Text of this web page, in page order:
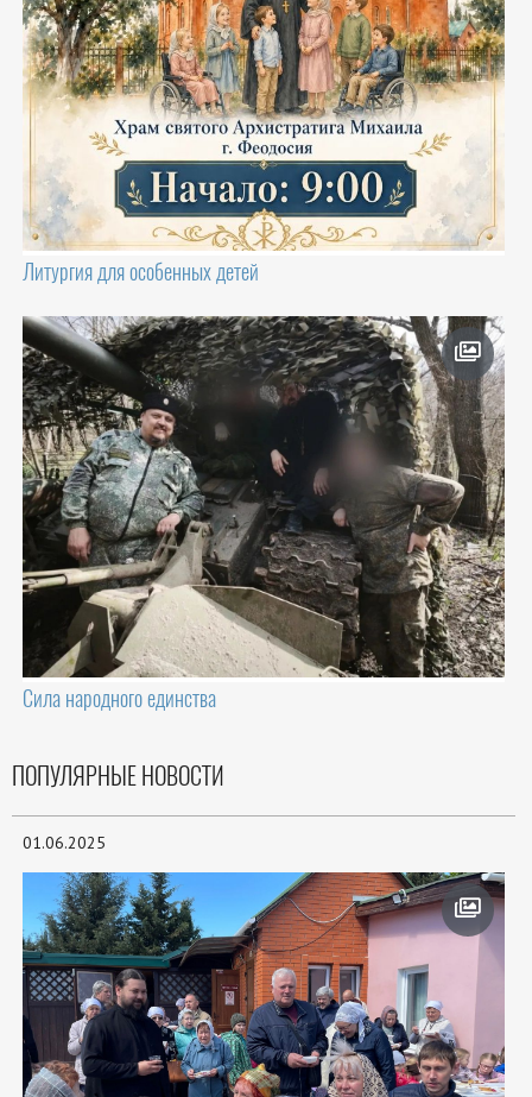
Литургия для особенных детей
Сила народного единства
ПОПУЛЯРНЫЕ НОВОСТИ
01.06.2025